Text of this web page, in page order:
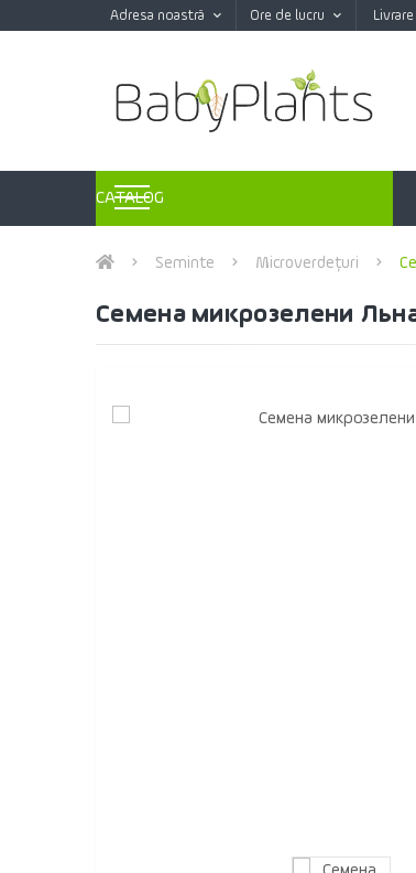
Adresa noastră Ore de lucru Livrare
CATALOG
Seminte Microverdețuri
Семена микрозелени